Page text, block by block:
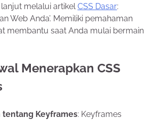
melalui artikelCSS Dasar:
Web Anda’. Memiliki pemahaman
membantu saat Anda mulai bermain
Menerapkan CSS
tentang Keyframes: Keyframes